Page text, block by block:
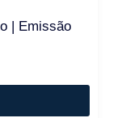
| Emissão